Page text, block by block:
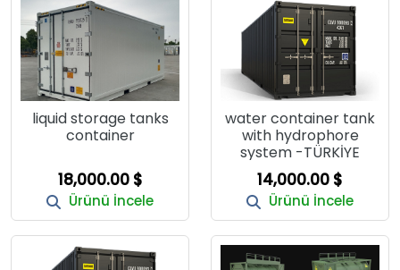
liquid storage tanks
container
18,000.00 $
Ürünü İncele
water container tank
with hydrophore
system -TÜRKİYE
14,000.00 $
Ürünü İncele